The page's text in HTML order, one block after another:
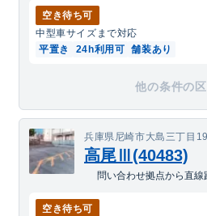
空き待ち可
中型車サイズまで対応
平置き
24h利用可 舗装あり
他の条件の
兵庫県尼崎市大島三丁目
高尾Ⅲ(40483)
問い合わせ拠点から直
空き待ち可